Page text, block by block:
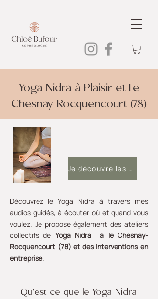
Yoga Nidra à Plaisir et Le
Chesnay-Rocquencourt (78)
Je découvre les audios
Découvrez le Yoga Nidra à travers mes
audios guidés, à écouter où et quand vous
voulez. Je propose également des ateliers
collectifs de Yoga Nidra
à le Chesnay-
Rocquencourt (78) et des interventions en
entreprise.
Qu'est ce que le Yoga Nidra